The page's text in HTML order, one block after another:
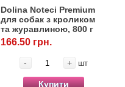
Dolina Noteci Premium
для собак з кроликом
та журавлиною, 800 г
166.50 грн.
- + шт
Купити